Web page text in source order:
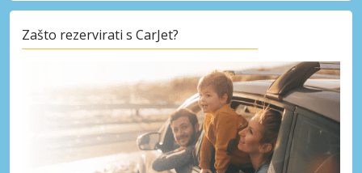
Zašto rezervirati s CarJet?